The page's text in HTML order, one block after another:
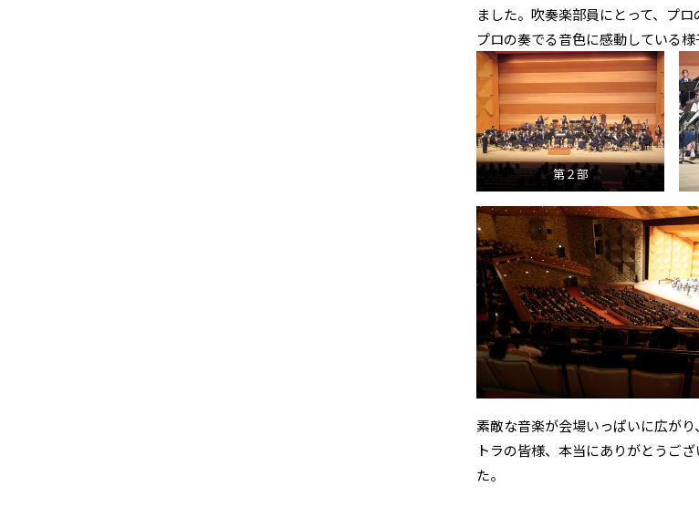
ました。吹奏楽部員にとって、プ
プロの奏でる音色に感動している様
第２部
素敵な音楽が会場いっぱいに広が
トラの皆様、本当にありがとうご
た。